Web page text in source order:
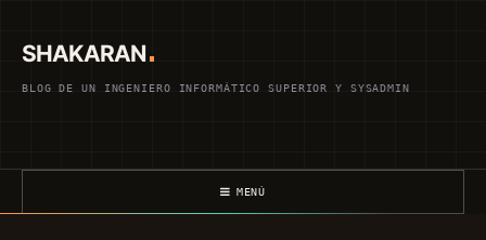
contenido
SHAKARAN
BLOG DE UN INGENIERO INFORMÁTICO SUPERIOR Y SYSADMIN
MENÚ